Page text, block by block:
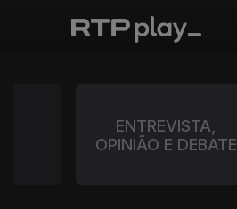
ENTREVISTA,
OPINIÃO E DEBATE